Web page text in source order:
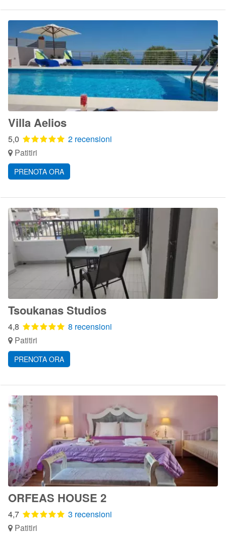
Villa Aelios
5,0
2 recensioni
Patitiri
PRENOTA ORA
Tsoukanas Studios
4,8
8 recensioni
Patitiri
PRENOTA ORA
ORFEAS HOUSE 2
4,7
3 recensioni
Patitiri